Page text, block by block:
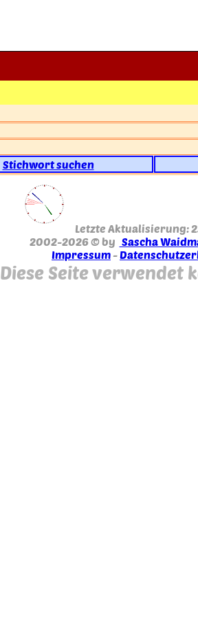
Stichwort suchen
Letzte Aktualisierung:
2002-2026 © by Sascha
Impressum -
Diese Seite verwendet